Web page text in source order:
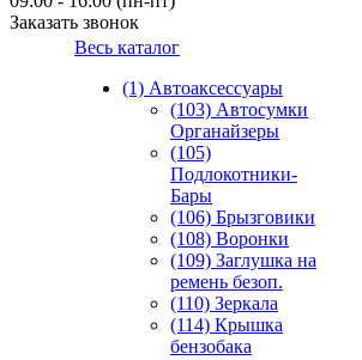
Заказать звонок
Весь каталог
(1) Автоаксессуары
(103) Автосумки
Органайзеры
(105)
Подлокотники-
Бары
(106) Брызговики
(108) Воронки
(109) Заглушка на
ремень безоп.
(110) Зеркала
(114) Крышка
бензобака